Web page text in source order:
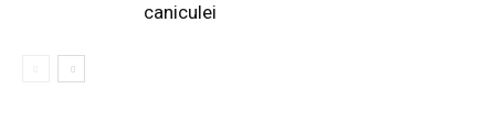
caniculei